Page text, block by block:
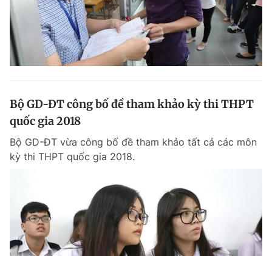
Bộ GD-ĐT công bố đề tham khảo kỳ thi THPT
quốc gia 2018
Bộ GD-ĐT vừa công bố đề tham khảo tất cả các môn
kỳ thi THPT quốc gia 2018.